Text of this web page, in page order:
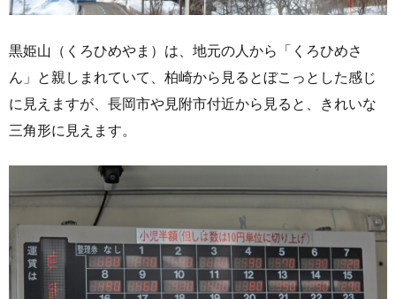
黒姫山（くろひめやま）は、地元の人から「くろひめさ
ん」と親しまれていて、柏崎から見るとぼこっとした感じ
に見えますが、長岡市や見附市付近から見ると、きれいな
三角形に見えます。